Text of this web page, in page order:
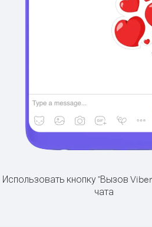
Использовать кнопку "Вызов
чата